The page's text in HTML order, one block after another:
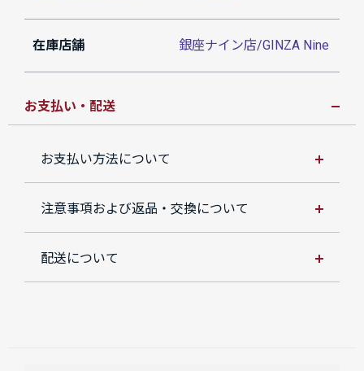
在庫店舗 銀座ナイン店/GINZA Nine
お支払い・配送
お支払い方法について
注意事項および返品・交換について
配送について